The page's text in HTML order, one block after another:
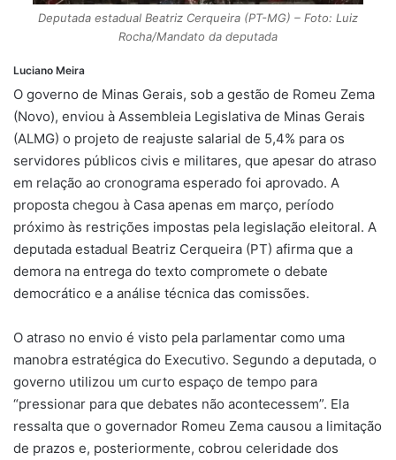
Deputada estadual Beatriz Cerqueira (PT-MG) – Foto: Luiz
Rocha/Mandato da deputada
Luciano Meira
O governo de Minas Gerais, sob a gestão de Romeu Zema
(Novo), enviou à Assembleia Legislativa de Minas Gerais
(ALMG) o projeto de reajuste salarial de 5,4% para os
servidores públicos civis e militares, que apesar do atraso
em relação ao cronograma esperado foi aprovado. A
proposta chegou à Casa apenas em março, período
próximo às restrições impostas pela legislação eleitoral. A
deputada estadual Beatriz Cerqueira (PT) afirma que a
demora na entrega do texto compromete o debate
democrático e a análise técnica das comissões.
O atraso no envio é visto pela parlamentar como uma
manobra estratégica do Executivo. Segundo a deputada, o
governo utilizou um curto espaço de tempo para
“pressionar para que debates não acontecessem”. Ela
ressalta que o governador Romeu Zema causou a limitação
de prazos e, posteriormente, cobrou celeridade dos